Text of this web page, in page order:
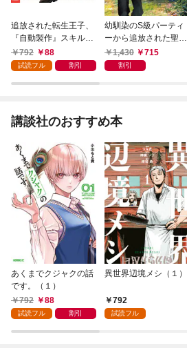
追放された転生王子、
『自動製作』スキルで
領地を爆速で開拓し最
強の村を作ってしまう
で始める、楽々領地開
792 88
試読フル 割引
幼馴染のS級パーティ
ーから追放された聖獣
使い。万能支援魔法と
仲間を増やして最強
1,430 715
割引
講談社のおすすめ本
あくまでクジャクの話
です。（１）
792
88
試読フル 割引
異世界辺境メシ（１）
792
試読フル